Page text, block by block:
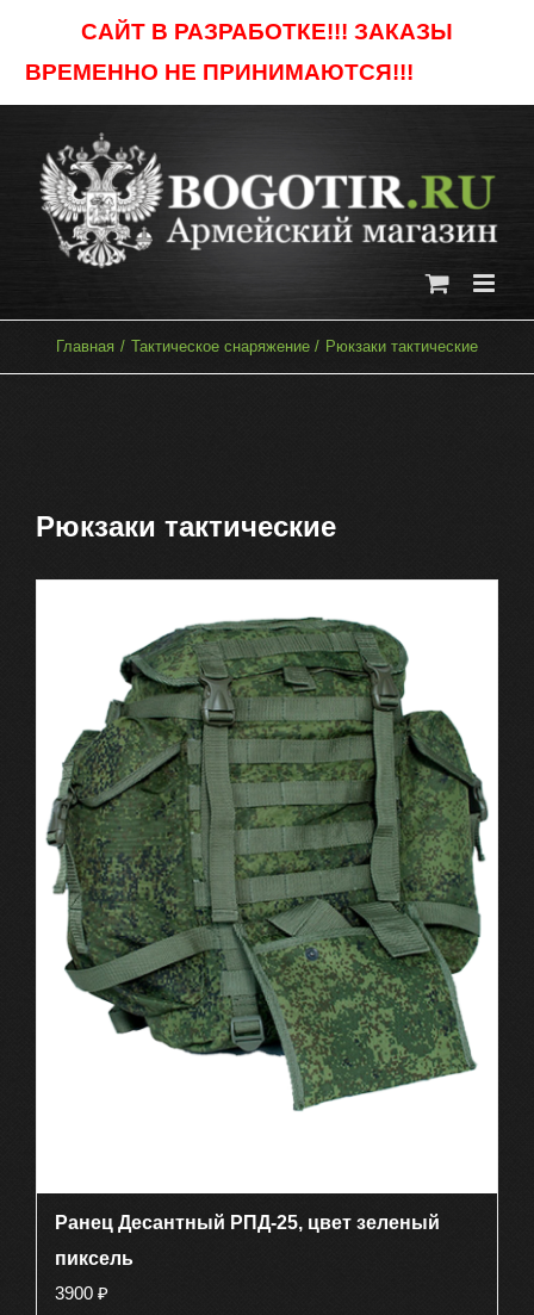
САЙТ В РАЗРАБОТКЕ!!! ЗАКАЗЫ
ВРЕМЕННО НЕ ПРИНИМАЮТСЯ!!!
content
Главная Тактическое снаряжение Рюкзаки тактические
Рюкзаки тактические
Ранец Десантный РПД-25, цвет зеленый
пиксель
3900 ₽